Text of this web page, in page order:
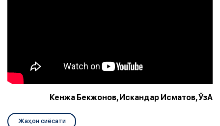
Кенжа Бекжонов, Искандар Исматов, ЎзА
Жаҳон сиёсати